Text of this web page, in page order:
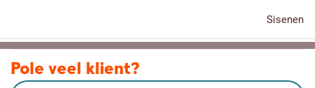
Sisenen
Pole veel klient?